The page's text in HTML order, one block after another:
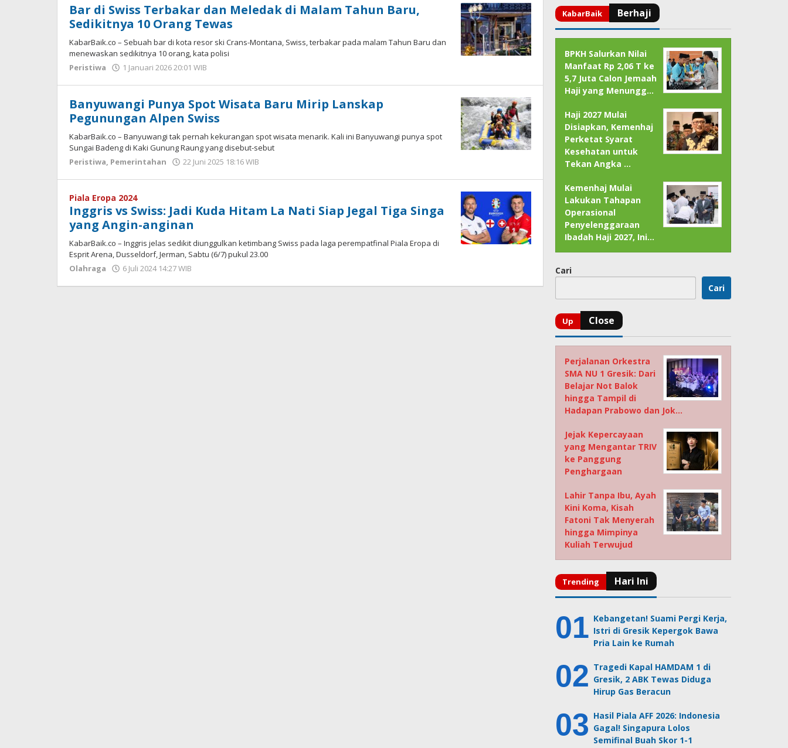
Bar di Swiss Terbakar dan Meledak di Malam Tahun Baru,
Sedikitnya 10 Orang Tewas
KabarBaik.co – Sebuah bar di kota resor ski Crans-Montana, Swiss, terbakar pada malam Tahun Baru dan
menewaskan sedikitnya 10 orang, kata polisi
Peristiwa
1 Januari 2026 20:01 WIB
Banyuwangi Punya Spot Wisata Baru Mirip Lanskap
Pegunungan Alpen Swiss
KabarBaik.co – Banyuwangi tak pernah kekurangan spot wisata menarik. Kali ini Banyuwangi punya spot
Sungai Badeng di Kaki Gunung Raung yang disebut-sebut
Peristiwa, Pemerintahan 22 Juni 2025 18:16 WIB
Piala Eropa 2024
Inggris vs Swiss: Jadi Kuda Hitam La Nati Siap Jegal Tiga Singa
yang Angin-anginan
KabarBaik.co – Inggris jelas sedikit diunggulkan ketimbang Swiss pada laga perempatfinal Piala Eropa di
Esprit Arena, Dusseldorf, Jerman, Sabtu (6/7) pukul 23.00
Olahraga
6 Juli 2024 14:27 WIB
BPKH Salurkan Nilai
Manfaat Rp 2,06 T ke
5,7 Juta Calon Jemaah
Haji yang Menungg…
Haji 2027 Mulai
Disiapkan, Kemenhaj
Perketat Syarat
Kesehatan untuk
Tekan Angka …
Kemenhaj Mulai
Lakukan Tahapan
Operasional
Penyelenggaraan
Ibadah Haji 2027, Ini…
Cari
Cari
Perjalanan Orkestra
SMA NU 1 Gresik: Dari
Belajar Not Balok
hingga Tampil di
Hadapan Prabowo dan Jok…
Jejak Kepercayaan
yang Mengantar TRIV
ke Panggung
Penghargaan
Lahir Tanpa Ibu, Ayah
Kini Koma, Kisah
Fatoni Tak Menyerah
hingga Mimpinya
Kuliah Terwujud
Kebangetan! Suami Pergi Kerja,
Istri di Gresik Kepergok Bawa
Pria Lain ke Rumah
Tragedi Kapal HAMDAM 1 di
Gresik, 2 ABK Tewas Diduga
Hirup Gas Beracun
Hasil Piala AFF 2026: Indonesia
Gagal! Singapura Lolos
Semifinal Buah Skor 1-1